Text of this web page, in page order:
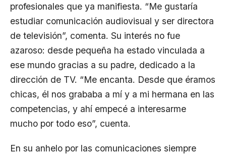
profesionales que ya manifiesta. “Me gustaría
estudiar comunicación audiovisual y ser directora
de televisión”, comenta. Su interés no fue
azaroso: desde pequeña ha estado vinculada a
ese mundo gracias a su padre, dedicado a la
dirección de TV. “Me encanta. Desde que éramos
chicas, él nos grababa a mí y a mi hermana en las
competencias, y ahí empecé a interesarme
mucho por todo eso”, cuenta.
En su anhelo por las comunicaciones siempre